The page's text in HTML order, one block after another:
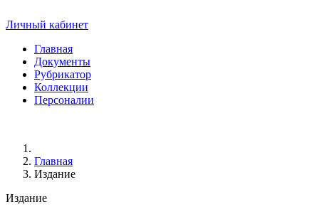
Личный кабинет
Главная
Документы
Рубрикатор
Коллекции
Персоналии
Главная
Издание
Издание